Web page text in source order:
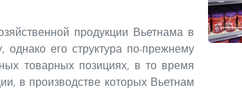
продукции Вьетнама в
его структура по-прежнему
товарных позициях, в то время
в производстве которых Вьетнам